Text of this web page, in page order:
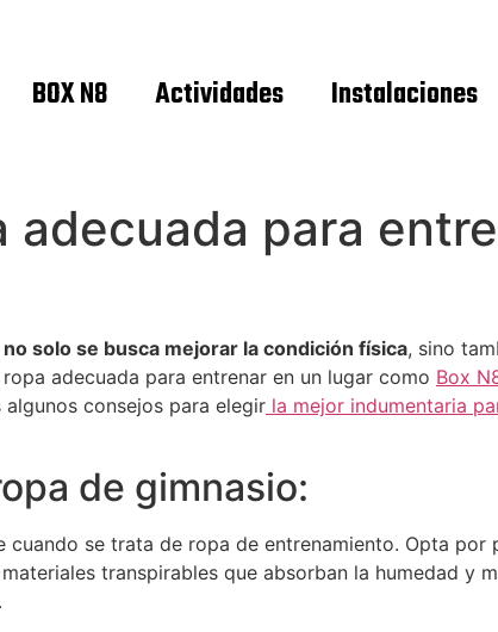
BOX N8 Actividades Instalaciones
adecuada para
no solo se busca mejorar la condición física, sino
adecuada para entrenar en un lugar como Box
consejos para elegir la mejor indumentaria
de gimnasio:
cuando se trata de ropa de entrenamiento. Opta
transpirables que absorban la humedad y